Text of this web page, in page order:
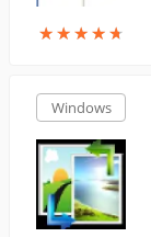
★★★★★
★★★★★
Windows